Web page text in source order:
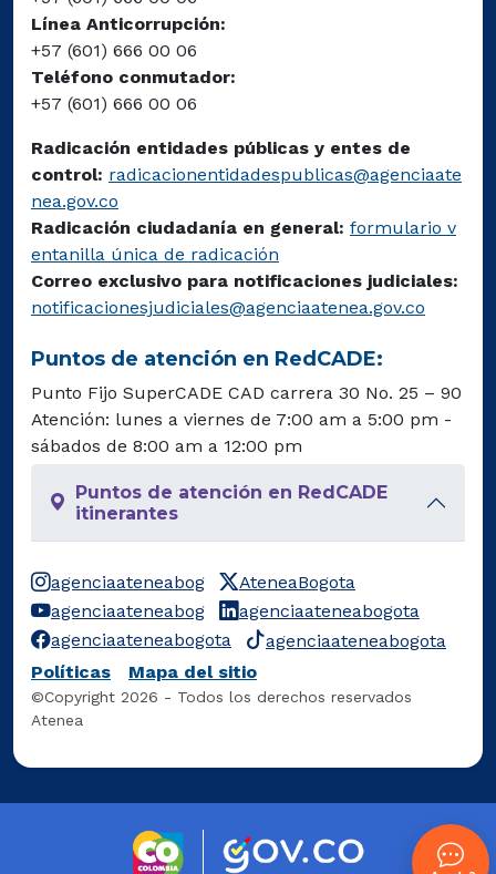
Línea Anticorrupción:
+57 (601) 666 00 06
Teléfono conmutador:
+57 (601) 666 00 06
Radicación entidades públicas y entes de
control: radicacionentidadespublicas@agenciaate
nea.gov.co
Radicación ciudadanía en general: formulario v
entanilla única de radicación
Correo exclusivo para notificaciones judiciales:
notificacionesjudiciales@agenciaatenea.gov.co
Puntos de atención en RedCADE:
Punto Fijo SuperCADE CAD carrera 30 No. 25 – 90
Atención: lunes a viernes de 7:00 am a 5:00 pm -
sábados de 8:00 am a 12:00 pm
Puntos de atención en RedCADE
itinerantes
agenciaateneabog
AteneaBogota
agenciaateneabog
agenciaateneabogota
agenciaateneabogota
agenciaateneabogota
Políticas
Mapa del sitio
©Copyright 2026 - Todos los derechos reservados
Atenea
Logo marca Colombia Logo